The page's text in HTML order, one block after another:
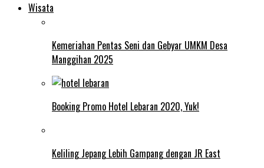
Wisata
Kemeriahan Pentas Seni dan Gebyar UMKM Desa
Manggihan 2025
Booking Promo Hotel Lebaran 2020, Yuk!
Keliling Jepang Lebih Gampang dengan JR East